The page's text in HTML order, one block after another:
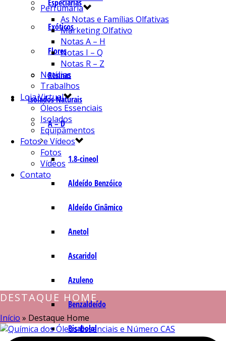
Especiarias
Exóticos
Flores
Resinas
Isolados Naturais
A – D
1.8-cineol
Aldeído Benzóico
Aldeído Cinâmico
Anetol
Ascaridol
Azuleno
Benzaldeído
Bisabolol
Perfumaria
As Notas e Famílias Olfativas
Marketing Olfativo
Notas A – H
Notas I – Q
Notas R – Z
Notícias
Trabalhos
Loja Virtual
Óleos Essenciais
Isolados
Equipamentos
Fotos e Vídeos
Fotos
Vídeos
Contato
DESTAQUE HOME
Início » Destaque Home